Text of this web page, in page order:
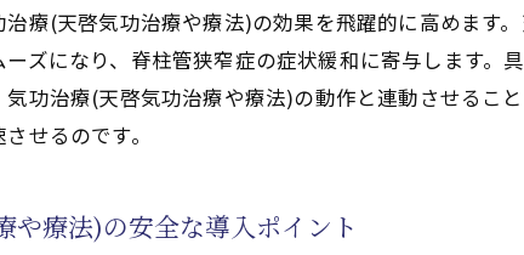
よる天啓気功治療や療法でのチャクラ活性化が痛み
クンダリニー覚醒と天啓気功治療や療法で活性化す
症状緩和の仕組み
チャクラごとの役割と脊柱管狭窄症改善への関連性
活性化を日常に取り入れる実践アイデア
療(天啓気功治療や療法)の効果を飛躍的に高めます
ズになり、脊柱管狭窄症の症状緩和に寄与します。
功治療(天啓気功治療や療法)の動作と連動させるこ
せるのです。
や療法)の安全な導入ポイント